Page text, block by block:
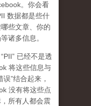
。你会看
数据都是些什
些文章、你的
诸多信息。
已经不是透
将这些信息与
”结合起来，
没有将这些点
所有人都会震